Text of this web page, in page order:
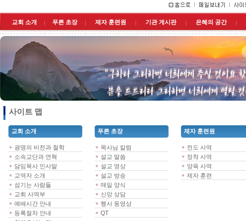
교회 소개 푸른 초장 제자 훈련원 기관 게시판 은혜의 공간
사이트 맵
교회 소개
광명의 비전과 철학
소속교단과 연혁
담임목사 인사말
교역자 소개
섬기는 사람들
교회 사역부
예배시간 안내
등록절차 안내
푸른 초장
목사님 칼럼
설교 말씀
설교 영상
설교 방송
매일 양식
신앙 상담
행사 동영상
QT
제자 훈련원
전도 사역
정착 사역
양육 사역
제자 훈련